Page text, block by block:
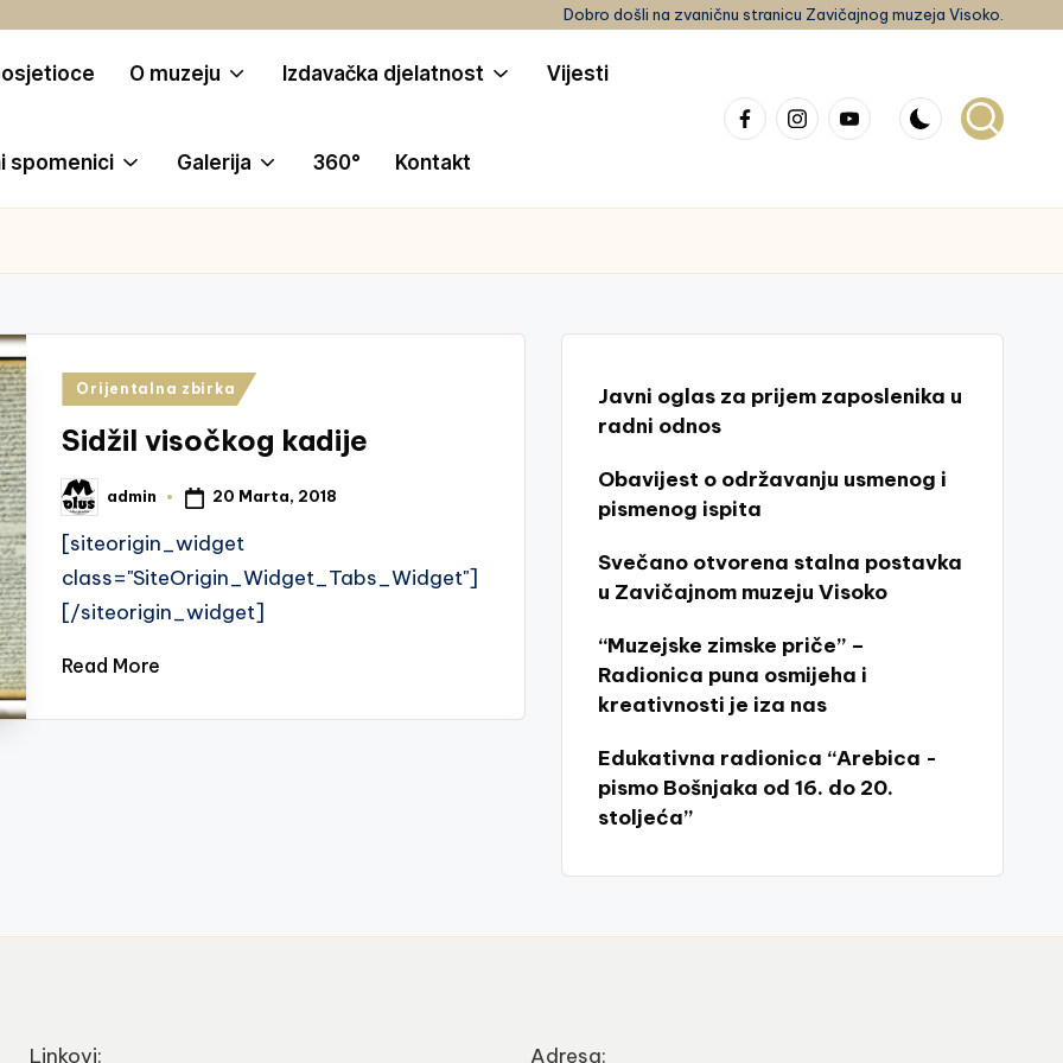
Dobro došli na zvaničnu stranicu Zavičajnog muzeja Visoko.
O muzeju Izdavačka djelatnost Vijesti
spomenici Galerija 360° Kontakt
FacebookInstagram
youtube
Posted
Orijentalna zbirka
Sidžil visočkog kadije
Posted
by
admin 20 Marta, 2018
[siteorigin_widget
class="SiteOrigin_Widget_Tabs_Widget"]
[/siteorigin_widget]
Read More
Javni oglas za prijem zaposlenika u
radni odnos
Obavijest o održavanju usmenog i
pismenog ispita
Svečano otvorena stalna postavka
u Zavičajnom muzeju Visoko
“Muzejske zimske priče” –
Radionica puna osmijeha i
kreativnosti je iza nas
Edukativna radionica “Arebica -
pismo Bošnjaka od 16. do 20.
stoljeća”
Linkovi: Adresa: